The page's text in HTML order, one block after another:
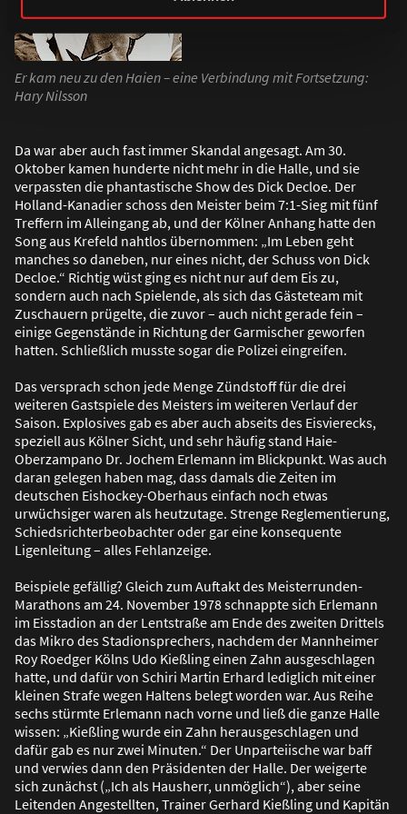
Er kam neu zu den Haien – eine Verbindung mit Fortsetzung:
Hary Nilsson
Da war aber auch fast immer Skandal angesagt. Am 30.
Oktober kamen hunderte nicht mehr in die Halle, und sie
verpassten die phantastische Show des Dick Decloe. Der
Holland-Kanadier schoss den Meister beim 7:1-Sieg mit fünf
Treffern im Alleingang ab, und der Kölner Anhang hatte den
Song aus Krefeld nahtlos übernommen: „Im Leben geht
manches so daneben, nur eines nicht, der Schuss von Dick
Decloe.“ Richtig wüst ging es nicht nur auf dem Eis zu,
sondern auch nach Spielende, als sich das Gästeteam mit
Zuschauern prügelte, die zuvor – auch nicht gerade fein –
einige Gegenstände in Richtung der Garmischer geworfen
hatten. Schließlich musste sogar die Polizei eingreifen.
Das versprach schon jede Menge Zündstoff für die drei
weiteren Gastspiele des Meisters im weiteren Verlauf der
Saison. Explosives gab es aber auch abseits des Eisvierecks,
speziell aus Kölner Sicht, und sehr häufig stand Haie-
Oberzampano Dr. Jochem Erlemann im Blickpunkt. Was auch
daran gelegen haben mag, dass damals die Zeiten im
deutschen Eishockey-Oberhaus einfach noch etwas
urwüchsiger waren als heutzutage. Strenge Reglementierung,
Schiedsrichterbeobachter oder gar eine konsequente
Ligenleitung – alles Fehlanzeige.
Beispiele gefällig? Gleich zum Auftakt des Meisterrunden-
Marathons am 24. November 1978 schnappte sich Erlemann
im Eisstadion an der Lentstraße am Ende des zweiten Drittels
das Mikro des Stadionsprechers, nachdem der Mannheimer
Roy Roedger Kölns Udo Kießling einen Zahn ausgeschlagen
hatte, und dafür von Schiri Martin Erhard lediglich mit einer
kleinen Strafe wegen Haltens belegt worden war. Aus Reihe
sechs stürmte Erlemann nach vorne und ließdie ganze Halle
wissen: „Kießling wurde ein Zahn herausgeschlagen und
dafür gab es nur zwei Minuten.“ Der Unparteiische war baff
und verwies dann den Präsidenten der Halle. Der weigerte
sich zunächst („Ich als Hausherr, unmöglich“), aber seine
Leitenden Angestellten, Trainer Gerhard Kießling und Kapitän